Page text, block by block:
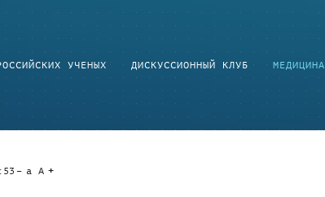
УЧЕНЫХ ДИСКУССИОННЫЙ КЛУБ МЕДИЦИНА
a A